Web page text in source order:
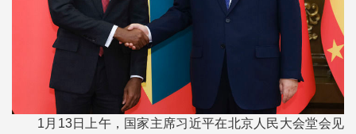
1月13日上午，国家主席习近平在北京人民大会堂会见